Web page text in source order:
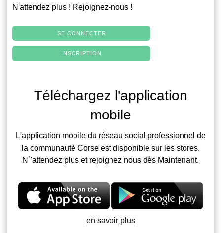
N'attendez plus ! Rejoignez-nous !
SE CONNECTER
INSCRIPTION
Téléchargez l'application
mobile
L'application mobile du réseau social professionnel de
la communauté Corse est disponible sur les stores.
N`'attendez plus et rejoignez nous dès Maintenant.
en savoir plus